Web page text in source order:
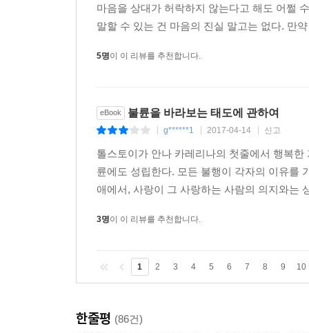
마음을 상대가 허락하지 않는다고 해도 어쩔
말할 수 있는 건 마음의 진실 말고는 없다. 만
5명이 이 리뷰를 추천합니다.
eBook 불륜을 바라보는 태도에 관하여
g******1 2017-04-14 신고
톨스토이가 안나 카레리나의 첫줄에서 행복
륜에도 성립한다. 모든 불행이 각자의 이유를
애에서, 사랑이 그 사랑하는 사람의 의지와는
3명이 이 리뷰를 추천합니다.
1 2 3 4 5 6 7 8 9 10
한줄평 (86건)